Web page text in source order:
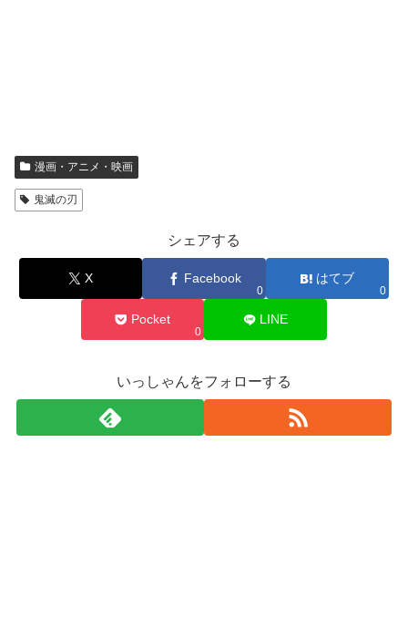
漫画・アニメ・映画
鬼滅の刃
シェアする
X Facebook
0
はてブ
0
Pocket
0
LINE
いっしゃんをフォローする